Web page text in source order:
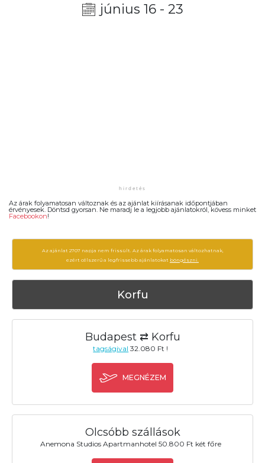
június 16 - 23
Az árak folyamatosan változnak és az ajánlat kiírásanak időpontjában
érvényesek. Döntsd gyorsan. Ne maradj le a legjobb ajánlatokról, kövess minket
Facebookon!
Az ajánlat 2707 napja nem frissült. Az árak folyamatosan változhatnak,
ezért célszerű a legfrissebb ajánlatokat böngészni.
Korfu
Budapest ⇄ Korfu
tagságival 32.080 Ft !
MEGNÉZEM
Olcsóbb szállások
Anemona Studios Apartmanhotel 50.800 Ft két főre